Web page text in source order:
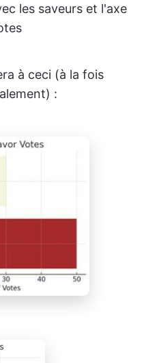
les saveurs et l'axe
à ceci (à la fois
: